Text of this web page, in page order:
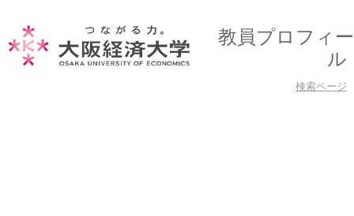
教員プロフィー
ル
検索ページ